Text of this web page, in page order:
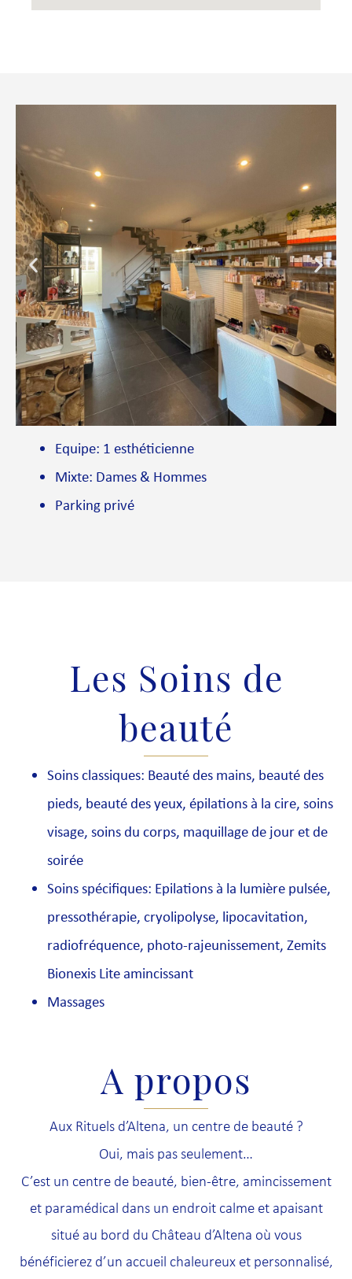
Equipe: 1 esthéticienne
Mixte: Dames & Hommes
Parking privé
Les Soins de
beauté
Soins classiques: Beauté des mains, beauté des
pieds, beauté des yeux, épilations à la cire, soins
visage, soins du corps, maquillage de jour et de
soirée
Soins spécifiques: Epilations à la lumière pulsée,
pressothérapie, cryolipolyse, lipocavitation,
radiofréquence, photo-rajeunissement, Zemits
Bionexis Lite amincissant
Massages
A propos
Aux Rituels d’Altena, un centre de beauté ?
Oui, mais pas seulement…
C’est un centre de beauté, bien-être, amincissement
et paramédical dans un endroit calme et apaisant
situé au bord du Château d’Altena où vous
bénéficierez d’un accueil chaleureux et personnalisé,